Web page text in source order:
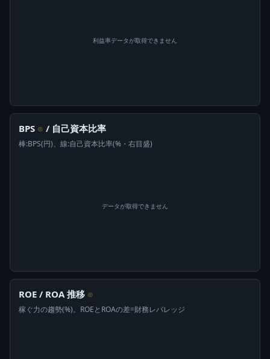
利益率データが取得できません
BPS ⊙ / 自己資本比率
棒:BPS(円)、線:自己資本比率(%・右目盛)
データが取得できません
ROE / ROA 推移 ⊙
稼ぐ力の趨勢(%)。ROEとROAの差=財務レバレッジ